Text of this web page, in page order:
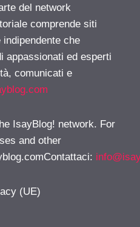
del network
comprende siti
che
appassionati ed esperti
comunicati e
IsayBlog! network. For
and other
:
(UE)